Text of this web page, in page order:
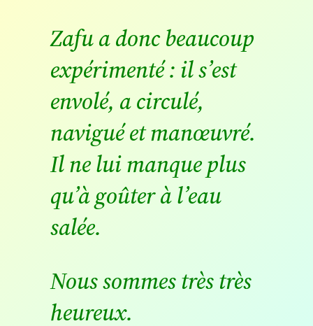
Zafu a donc beaucoup
expérimenté : il s’est
envolé, a circulé,
navigué et manœuvré.
Il ne lui manque plus
qu’à goûter à l’eau
salée.
Nous sommes très très
heureux.